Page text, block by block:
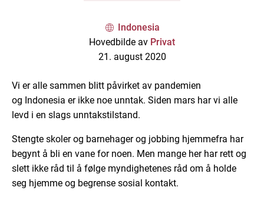
Indonesia
Hovedbilde av Privat
21. august 2020
Vi er alle sammen blitt påvirket av pandemien
og Indonesia er ikke noe unntak. Siden mars har vi alle
levd i en slags unntakstilstand.
Stengte skoler og barnehager og jobbing hjemmefra har
begynt å bli en vane for noen. Men mange herhar rett og
slett ikke råd til å følge myndighetenes råd om å holde
seg hjemme og begrense sosial kontakt.